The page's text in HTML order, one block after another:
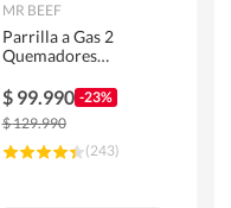
MR BEEF
Parrilla a Gas 2
Quemadores
$ 99.990 -23%
$129.990
(243)